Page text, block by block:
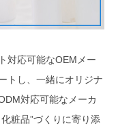
対応可能なOEMメー
トし、一緒にオリジナ
対応可能なメーカ
粧品”づくりに寄り添